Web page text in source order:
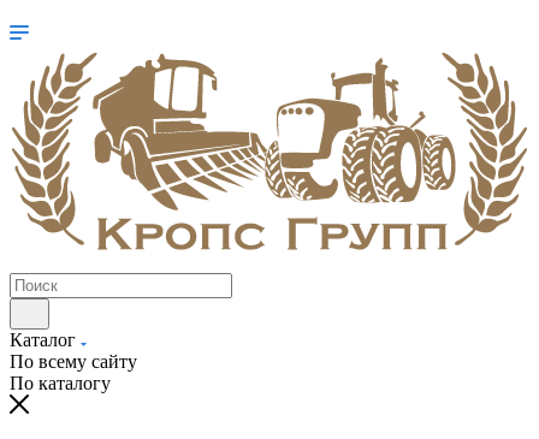
Каталог
По всему сайту
По каталогу